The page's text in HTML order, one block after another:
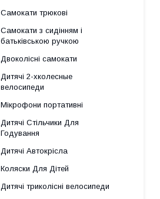
Самокати трюкові
Самокати з сидінням і
батьківською ручкою
Двоколісні самокати
Дитячі 2-хколесные
велосипеди
Мікрофони портативні
Дитячі Стільчики Для
Годування
Дитячі Автокрісла
Коляски Для Дітей
Дитячі триколісні велосипеди